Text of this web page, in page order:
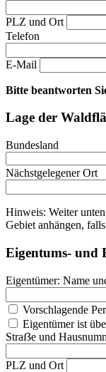
PLZ und Ort
Telefon
E-Mail
Bitte beantworten
Lage der
Bundesland
Nächstgelegener Ort
Hinweis: Weiter
Gebiet anhängen,
Eigentums- und
Eigentümer: Name
Vorschlagende
Eigentümer ist
Straẞe und
PLZ und Ort